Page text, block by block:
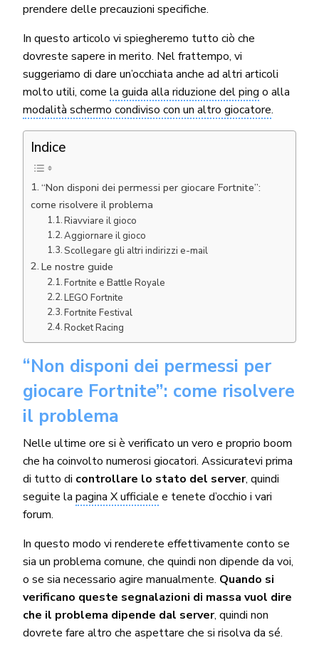
prendere delle precauzioni specifiche.
In questo articolo vi spiegheremo tutto ciò che
dovreste sapere in merito. Nel frattempo, vi
suggeriamo di dare un’occhiata anche ad altri articoli
molto utili, comela guida alla riduzione del ping o alla
modalità schermo condiviso con un altro giocatore.
Indice
“Non disponi dei permessi per giocare Fortnite”:
come risolvere il problema
Riavviare il gioco
Aggiornare il gioco
Scollegare gli altri indirizzi e-mail
Le nostre guide
Fortnite e Battle Royale
LEGO Fortnite
Fortnite Festival
Rocket Racing
“Non disponi dei permessi per
giocare Fortnite”: come risolvere
il problema
Nelle ultime ore si è verificato un vero e proprio boom
che ha coinvolto numerosi giocatori. Assicuratevi prima
di tutto di controllare lo stato del server, quindi
seguite la pagina X ufficiale e tenete d’occhio i vari
forum.
In questo modo vi renderete effettivamente conto se
sia un problema comune, che quindi non dipende da voi,
o se sia necessario agire manualmente. Quando si
verificano queste segnalazioni di massa vuol dire
che il problema dipende dal server, quindi non
dovrete fare altro che aspettare che si risolva da sé.